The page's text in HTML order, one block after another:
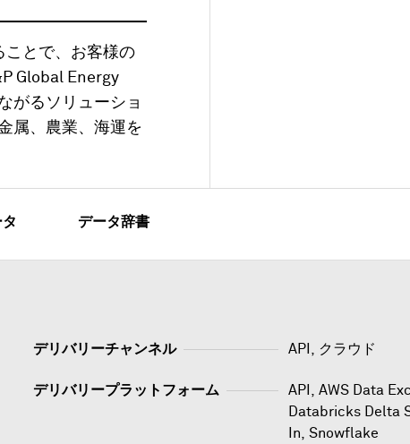
ことで、お客様の
Global Energy
がるソリューショ
属、農業、海運を
データ辞書
デリバリーチャンネル API, クラウド
デリバリープラットフォーム API AWS Data
Databricks Delta
In
Snowflake